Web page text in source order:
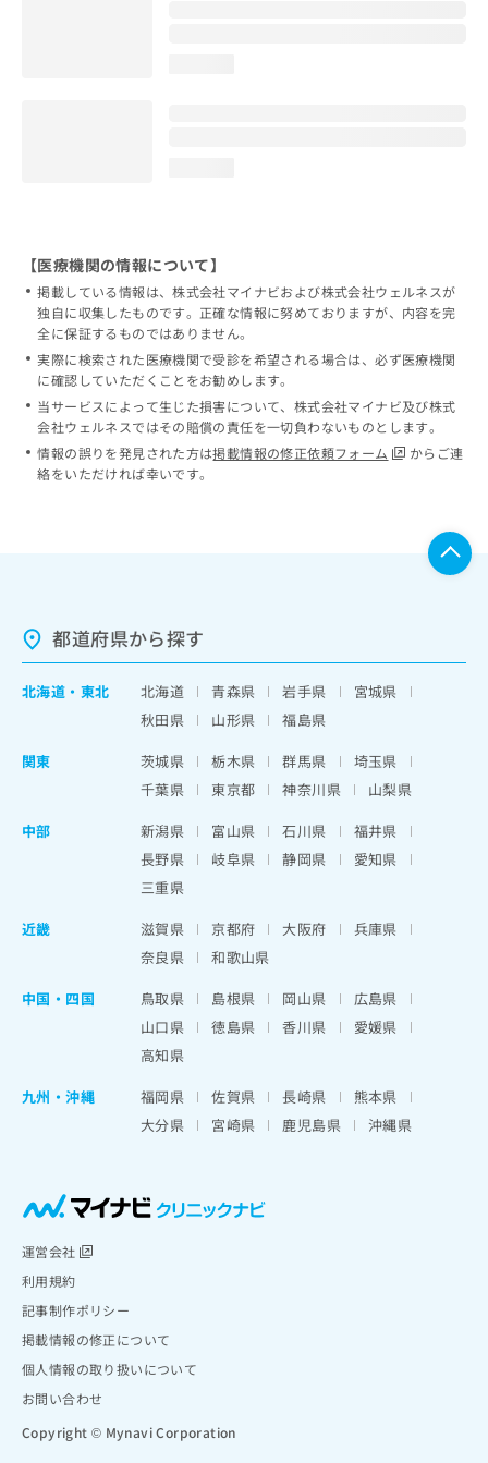
【医療機関の情報について】
掲載している情報は、株式会社マイナビおよび株式会社ウェルネスが
独自に収集したものです。正確な情報に努めておりますが、内容を完
全に保証するものではありません。
実際に検索された医療機関で受診を希望される場合は、必ず医療機関
に確認していただくことをお勧めします。
当サービスによって生じた損害について、株式会社マイナビ及び株式
会社ウェルネスではその賠償の責任を一切負わないものとします。
情報の誤りを発見された方は掲載情報の修正依頼フォーム
からご連
絡をいただければ幸いです。
都道府県から探す
北海道 ・ 東北 北海道 青森県 岩手県
宮城県
秋田県
山形県
福島県
関東
茨城県 栃木県 群馬県
埼玉県
千葉県
東京都 神奈川県
山梨県
中部
新潟県 富山県 石川県
福井県
長野県
岐阜県 静岡県
愛知県
三重県
近畿
滋賀県 京都府 大阪府
兵庫県
奈良県
和歌山県
中国・四国
鳥取県 島根県 岡山県
広島県
山口県
徳島県 香川県
愛媛県
高知県
九州・沖縄
福岡県 佐賀県 長崎県
熊本県
大分県
宮崎県 鹿児島県 沖縄県
運営会社
利用規約
記事制作ポリシー
掲載情報の修正について
個人情報の取り扱いについて
お問い合わせ
Copyright © Mynavi Corporation